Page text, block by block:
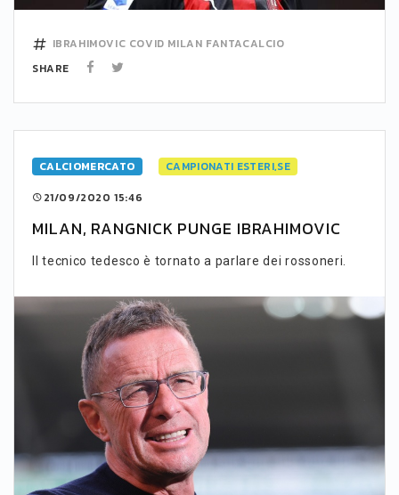
IBRAHIMOVIC COVID MILAN FANTACALCIO
SHARE
CALCIOMERCATO
CAMPIONATI ESTERI,SE
21/09/2020 15:46
MILAN, RANGNICK PUNGE IBRAHIMOVIC
Il tecnico tedesco è tornato a parlare dei rossoneri.